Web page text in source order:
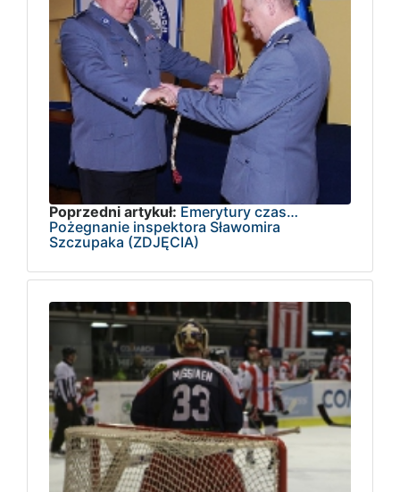
Poprzedni artykuł: Emerytury czas…
Pożegnanie inspektora Sławomira
Szczupaka (ZDJĘCIA)